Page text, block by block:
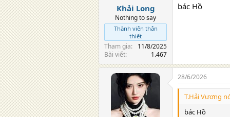
Khải Long
Nothing to say
Thành viên thân
thiết
Tham gia
11/8/2025
Bài viết
1.467
bác Hồ
28/6/2026
T.Hải Vương
bác Hồ